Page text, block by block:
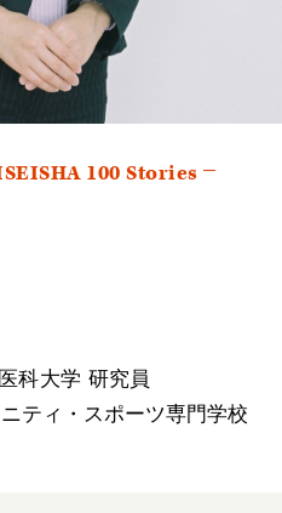
100 Stories −
科大学 研究員
ティ・スポーツ専門学校